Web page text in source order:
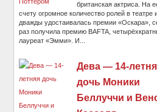
британская актриса. На
счету огромное количество ролей в театре
дважды удостаивалась премии «Оскара»,
раз получила премию BAFTA,
лауреат «Эмми». И...
Дева — 14-
дочь Моники
Беллуччи и